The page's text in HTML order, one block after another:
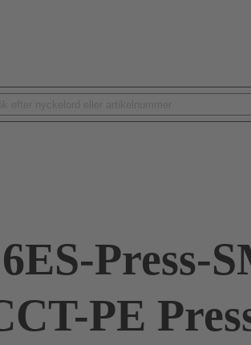
kontaktdon / Han®
Press-
PE